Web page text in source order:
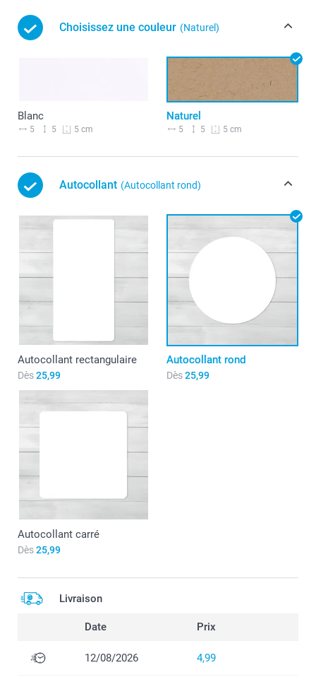
Choisissez une couleur (Naturel)
Blanc
5 5 5 cm
Naturel
5 5 5 cm
Autocollant (Autocollant rond)
Autocollant rectangulaire
Dès25,99
Autocollant rond
Dès25,99
Autocollant carré
Dès25,99
Livraison
Date Prix
12/08/2026 4,99